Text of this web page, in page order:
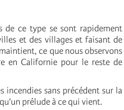
de ce type se sont rapidement
et des villages et faisant de
ce que nous observons
en Californie pour le reste de
incendies sans précédent sur la
prélude à ce qui vient.